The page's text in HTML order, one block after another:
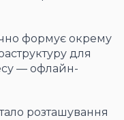
формує окрему
для
— офлайн-
розташування